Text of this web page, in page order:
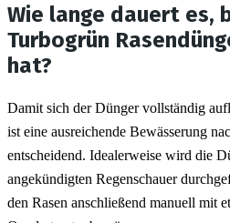
Wie lange dauert es,
Turbogrün
hat?
Damit sich der Dünger vollständig
ist eine ausreichende Bewässerung
entscheidend. Idealerweise wird die
angekündigten Regenschauer
den Rasen anschließend manuell mit